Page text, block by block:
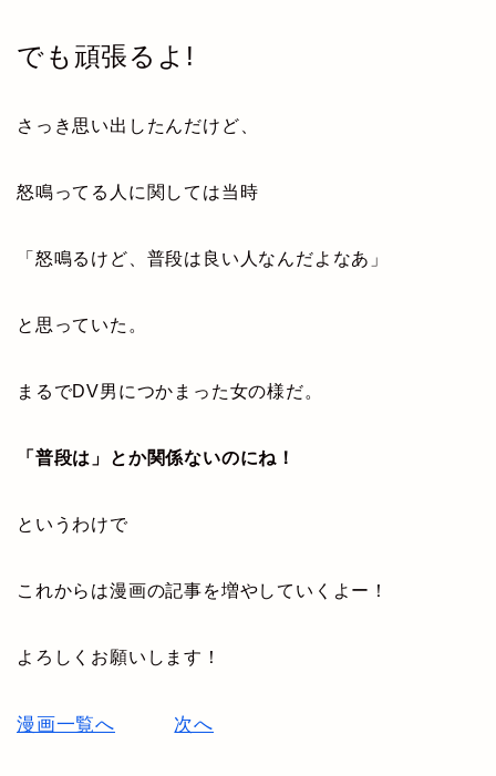
でも頑張るよ!
さっき思い出したんだけど、
怒鳴ってる人に関しては当時
「怒鳴るけど、普段は良い人なんだよなあ」
と思っていた。
まるでDV男につかまった女の様だ。
「普段は」とか関係ないのにね！
というわけで
これからは漫画の記事を増やしていくよー！
よろしくお願いします！
漫画一覧へ 次へ